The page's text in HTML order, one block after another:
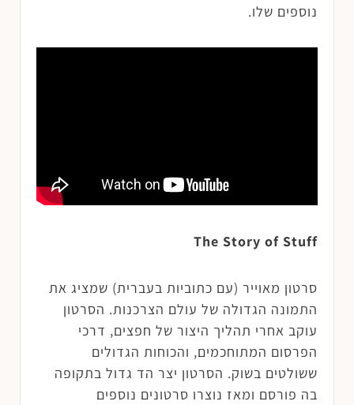
נוספים שלו.
The Story of Stuff
סרטון מאוייר (עם כתוביות בעברית) שמציג את
התמונה הגדולה של עולם הצרכנות. הסרטון
עוקב אחרי תהליך היצור של חפצים, דרכי
הפרסום המתוחכמים, והכוחות הגדולים
ששולטים בשוק. הסרטון יצר הד גדול בתקופה
בה פורסם ומאז נוצרו סרטונים נוספים